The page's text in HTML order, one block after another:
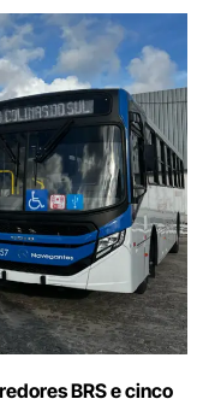
BRS e cinco